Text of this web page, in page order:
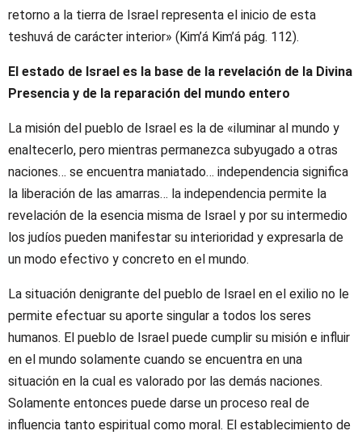
retorno a la tierra de Israel representa el inicio de esta
teshuvá de carácter interior» (Kim’á Kim’á pág. 112).
El estado de Israel es la base de la revelación de la Divina
Presencia y de la reparación del mundo entero
La misión del pueblo de Israel es la de «iluminar al mundo y
enaltecerlo, pero mientras permanezca subyugado a otras
naciones… se encuentra maniatado… independencia significa
la liberación de las amarras… la independencia permite la
revelación de la esencia misma de Israel y por su intermedio
los judíos pueden manifestar su interioridad y expresarla de
un modo efectivo y concreto en el mundo.
La situación denigrante del pueblo de Israel en el exilio no le
permite efectuar su aporte singular a todos los seres
humanos. El pueblo de Israel puede cumplir su misión e influir
en el mundo solamente cuando se encuentra en una
situación en la cual es valorado por las demás naciones.
Solamente entonces puede darse un proceso real de
influencia tanto espiritual como moral. El establecimiento de